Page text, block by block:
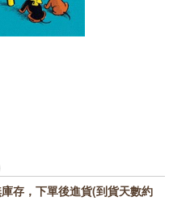
存，下單後進貨(到貨天數約